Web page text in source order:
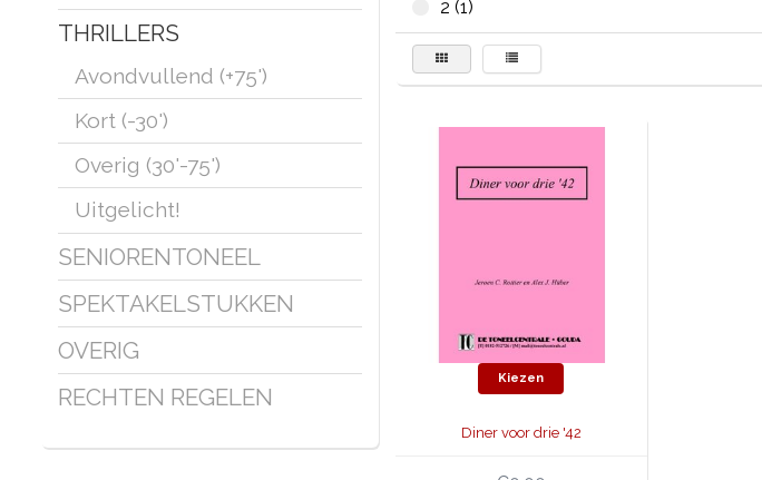
THRILLERS
Avondvullend (+75')
Kort (-30')
Overig (30'-75')
Uitgelicht!
SENIORENTONEEL
SPEKTAKELSTUKKEN
OVERIG
RECHTEN REGELEN
2 (1)
Kiezen
Diner voor drie '42